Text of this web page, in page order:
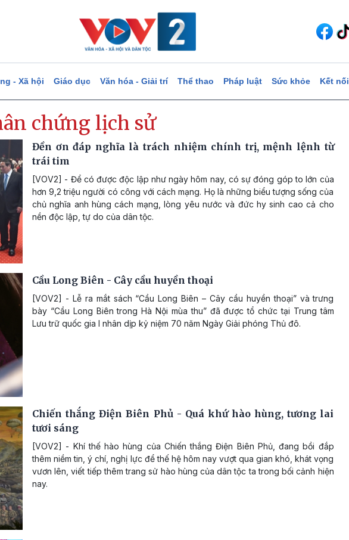
- Xã hội Giáo dục Văn hóa - Giải trí Thể thao Pháp luật Sức khỏe Kết nối
chứng lịch sử
Đền ơn đáp nghĩa là trách nhiệm chính trị, mệnh lệnh từ
trái tim
[VOV2] - Để có được độc lập như ngày hôm nay, có sự đóng góp to lớn của
hơn 9,2 triệu người có công với cách mạng. Họ là những biểu tượng sống của
chủ nghĩa anh hùng cách mạng, lòng yêu nước và đức hy sinh cao cả cho
nền độc lập, tự do của dân tộc.
Cầu Long Biên - Cây cầu huyền thoại
[VOV2] - Lễ ra mắt sách “Cầu Long Biên – Cây cầu huyền thoại” và trưng
bày “Cầu Long Biên trong Hà Nội mùa thu” đã được tổ chức tại Trung tâm
Lưu trữ quốc gia I nhân dịp kỷ niệm 70 năm Ngày Giải phóng Thủ đô.
Chiến thắng Điện Biên Phủ - Quá khứ hào hùng, tương lai
tươi sáng
[VOV2] - Khí thế hào hùng của Chiến thắng Điện Biên Phủ, đang bồi đắp
thêm niềm tin, ý chí, nghị lực để thế hệ hôm nay vượt qua gian khó, khát vọng
vươn lên, viết tiếp thêm trang sử hào hùng của dân tộc ta trong bối cảnh hiện
nay.